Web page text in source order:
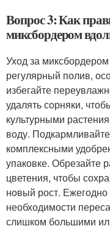
Вопрос 3: Как
миксбордером
Уход за
регулярный полив,
избегайте
удалять сорняки,
культурными
воду.
комплексными
упаковке. Обрезайте
цветения, чтобы
новый рост.
необходимости
слишком большими